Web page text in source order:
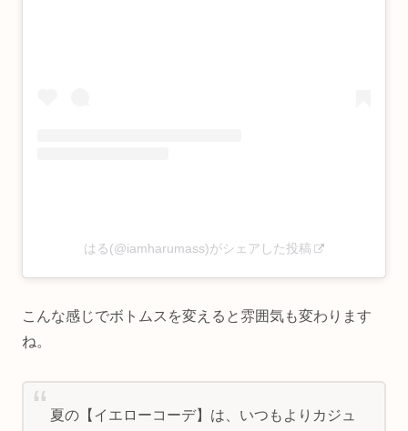
はる(@iamharumass)がシェアした投稿
こんな感じでボトムスを変えると雰囲気も変わります
ね。
夏の【イエローコーデ】は、いつもよりカジュ